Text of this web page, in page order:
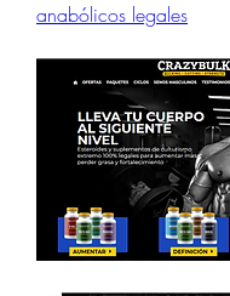
anabólicos legales